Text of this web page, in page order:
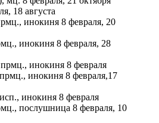
18 августа
инокиня 8 февраля, 20
инокиня 8 февраля, 28
инокиня 8 февраля
инокиня 8 февраля,17
инокиня 8 февраля
послушница 8 февраля, 10